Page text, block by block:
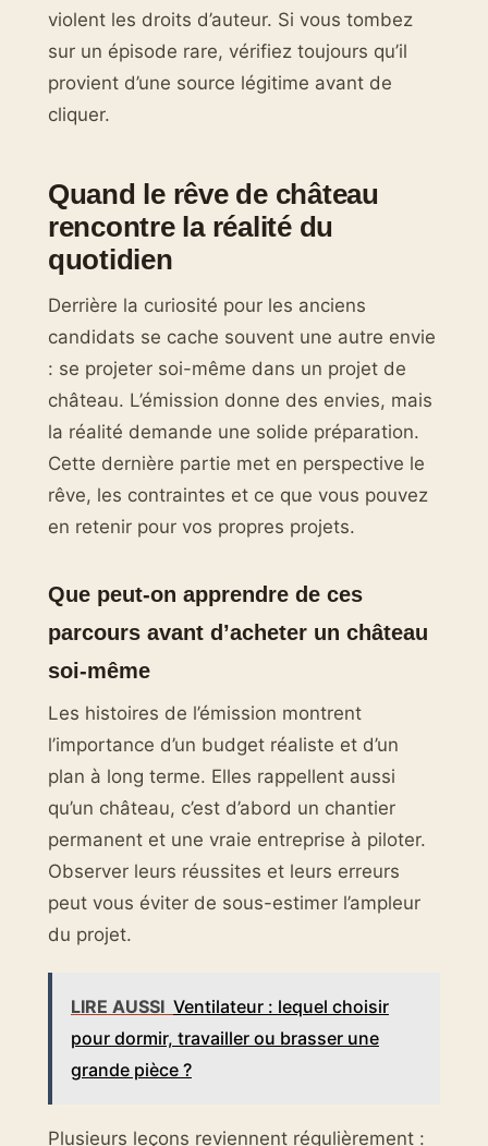
violent les droits d’auteur. Si vous tombez
sur un épisode rare, vérifiez toujours qu’il
provient d’une source légitime avant de
cliquer.
Quand le rêve de château
rencontre la réalité du
quotidien
Derrière la curiosité pour les anciens
candidats se cache souvent une autre envie
: se projeter soi-même dans un projet de
château. L’émission donne des envies, mais
la réalité demande une solide préparation.
Cette dernière partie met en perspective le
rêve, les contraintes et ce que vous pouvez
en retenir pour vos propres projets.
Que peut-on apprendre de ces
parcours avant d’acheter un château
soi-même
Les histoires de l’émission montrent
l’importance d’un budget réaliste et d’un
plan à long terme. Elles rappellent aussi
qu’un château, c’est d’abord un chantier
permanent et une vraie entreprise à piloter.
Observer leurs réussites et leurs erreurs
peut vous éviter de sous-estimer l’ampleur
du projet.
LIRE AUSSI Ventilateur : lequel choisir
pour dormir, travailler ou brasser une
grande pièce ?
Plusieurs leçons reviennent régulièrement :